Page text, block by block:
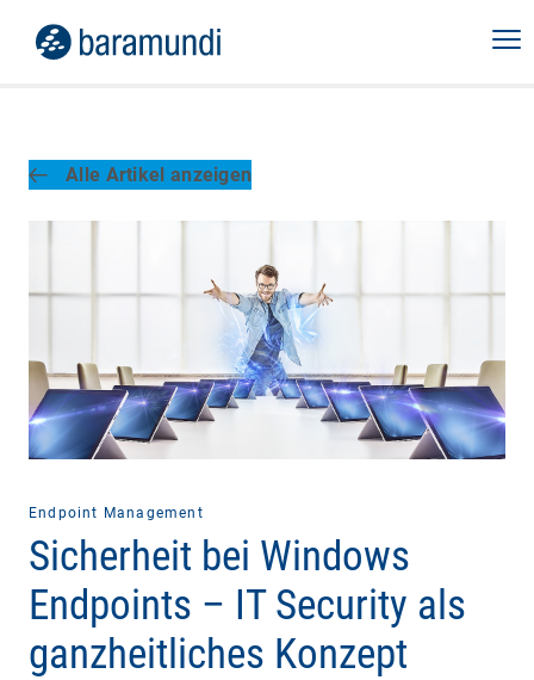
Alle Artikel anzeigen
Endpoint Management
Sicherheit bei Windows
Endpoints – IT Security als
ganzheitliches Konzept